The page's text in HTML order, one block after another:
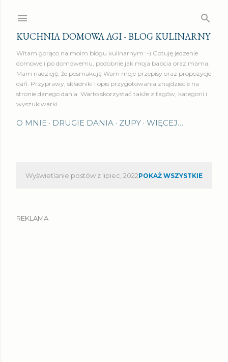
KUCHNIA DOMOWA AGI - BLOG KULINARNY
Witam gorąco na moim blogu kulinarnym :-) Gotuję jedzenie
domowe i po domowemu, podobnie jak moja babcia oraz mama.
Mam nadzieję, że posmakują Wam moje przepisy oraz propozycje
dań. Przyprawy, składniki i opis przygotowania znajdziecie na
stronie danego dania. Warto skorzystać także z tagów, kategorii i
wyszukiwarki.
O MNIE DRUGIE DANIA ZUPY WIĘCEJ…
s
Wyświetlanie postów z lipiec, 2022POKAŻ WSZYSTKIE
REKLAMA